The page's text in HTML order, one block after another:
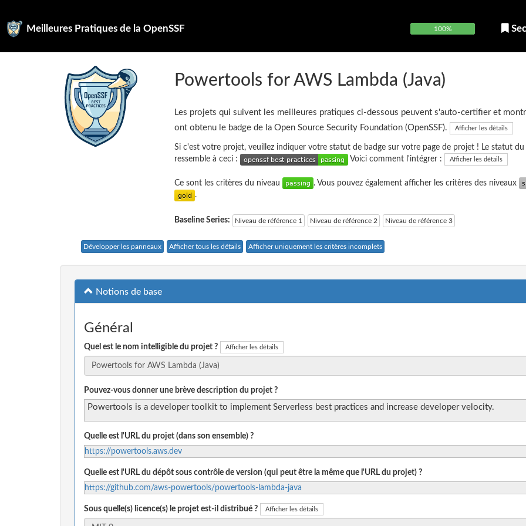
Meilleures Pratiques de la OpenSSF 100%
Powertools for AWS Lambda (Java)
Les projets qui suivent les meilleures pratiques ci-dessous peuvent s'auto-certifier et
ont obtenu le badge de la Open Source Security Foundation (OpenSSF).
Afficher les détails
Si c'est votre projet, veuillez indiquer votre statut de badge sur votre page de projet ! Le statut du
ressemble à ceci :
Voici comment l'intégrer : Afficher les détails
Ce sont les critères du niveau . Vous pouvez également afficher les critères des niveaux
.
Baseline Series: Niveau de référence 1 Niveau de référence 2 Niveau de référence 3
Développer les panneaux Afficher tous les détails Afficher uniquement les critères incomplets
Notions de base
Général
Quel est le nom intelligible du projet ? Afficher les détails
Pouvez-vous donner une brève description du projet ?
Powertools is a developer toolkit to implement Serverless best practices and increase developer velocity.
Quelle est l'URL du projet (dans son ensemble) ?
https://powertools.aws.dev
Quelle est l'URL du dépôt sous contrôle de version (qui peut être la même que l'URL du projet) ?
https://github.com/aws-powertools/powertools-lambda-java
Sous quelle(s) licence(s) le projet est-il distribué ? Afficher les détails